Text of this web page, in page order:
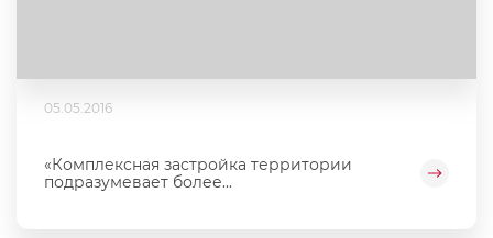
05.05.2016
«Комплексная застройка территории
подразумевает более...